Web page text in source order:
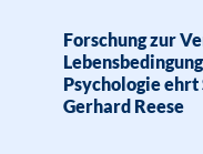
Forschung zur
Psychologie
Gerhard Reese